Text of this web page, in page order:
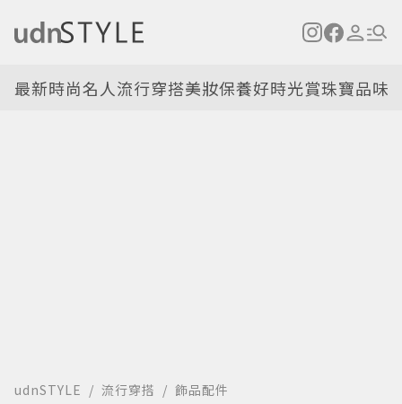
最新時尚名人流行穿搭美妝保養好時光賞珠寶品味
udnSTYLE 流行穿搭 飾品配件